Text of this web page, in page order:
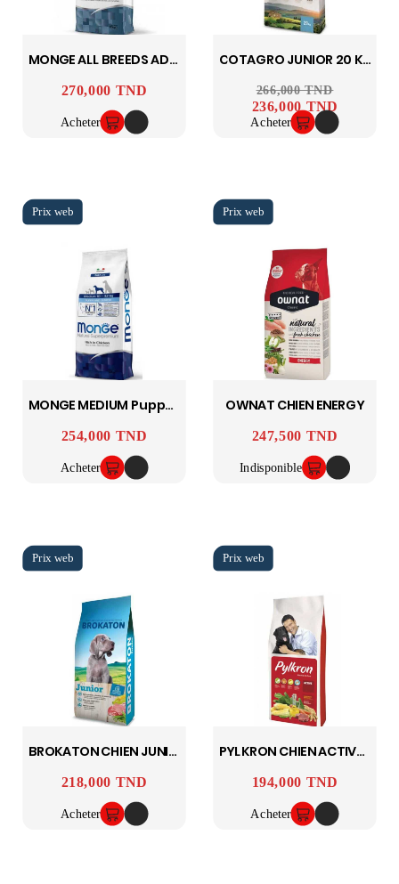
MONGE ALL BREEDS ADULT MONOPROTEINE TROUT 12KG
Prix
270,000 TND
Acheter
COTAGRO JUNIOR 20 KG
Prix ​​habituel
266,000 TNDPrix
236,000 TND
Acheter
MONGE MEDIUM Puppy & Junior
Prix
254,000 TND
Acheter
OWNAT CHIEN ENERGY
Prix
247,500 TND
Indisponible
BROKATON CHIEN JUNIOR 20KG
Prix
218,000 TND
Acheter
PYLKRON CHIEN ACTIVE 20KG
Prix
194,000 TND
Acheter